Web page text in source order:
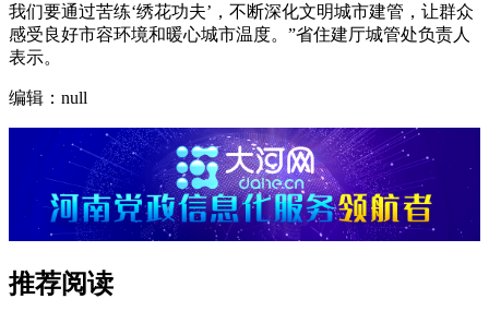
我们要通过苦练‘绣花功夫’，不断深化文明城市建管，让群众
感受良好市容环境和暖心城市温度。”省住建厅城管处负责人
表示。
编辑：null
推荐阅读